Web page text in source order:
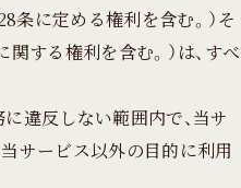
条に定める権利を含む。）そ
する権利を含む。）は、すべ
違反しない範囲内で、当サ
サービス以外の目的に利用